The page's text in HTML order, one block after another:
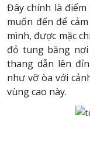
Đây chính là
muốn đến để
mình, được mặc
đỏ tung băng
thang dẫn lên
như vỡ òa với
vùng cao này.